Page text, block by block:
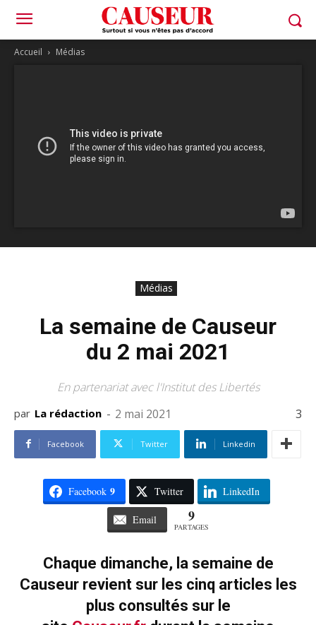
Accueil Médias
Médias
La semaine de Causeur
du 2 mai 2021
En partenariat avec l'Institut des Libertés
par La rédaction - 2 mai 2021 3
Facebook Twitter Linkedin
Facebook 9 Twitter LinkedIn
Email 9
PARTAGES
Chaque dimanche, la semaine de
Causeur revient sur les cinq articles les
plus consultés sur le